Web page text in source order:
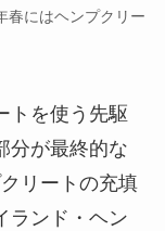
春にはヘンプクリー
トを使う先駆
分が最終的な
リートの充填
ランド・ヘン